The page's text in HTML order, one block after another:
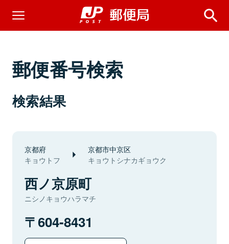
郵便番号検索
検索結果
京都府
キョウトフ
京都市中京区
キョウトシナカギョウク
西ノ京原町
ニシノキョウハラマチ
604-8431